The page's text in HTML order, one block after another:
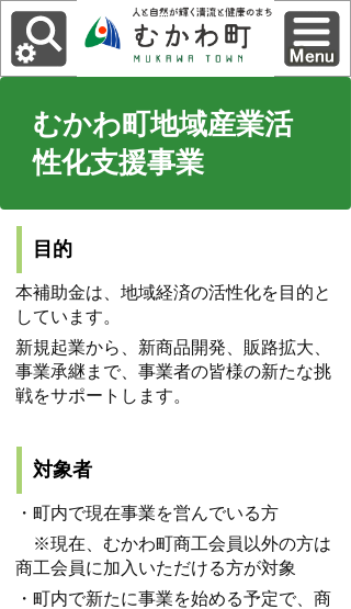
むかわ町地域産業活
性化支援事業
目的
本補助金は、地域経済の活性化を目的と
しています。
新規起業から、新商品開発、販路拡大、
事業承継まで、事業者の皆様の新たな挑
戦をサポートします。
対象者
・町内で現在事業を営んでいる方
※現在、むかわ町商工会員以外の方は
商工会員に加入いただける方が対象
・町内で新たに事業を始める予定で、商